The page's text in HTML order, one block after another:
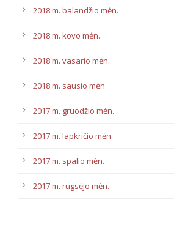
2018 m. balandžio mėn.
2018 m. kovo mėn.
2018 m. vasario mėn.
2018 m. sausio mėn.
2017 m. gruodžio mėn.
2017 m. lapkričio mėn.
2017 m. spalio mėn.
2017 m. rugsėjo mėn.